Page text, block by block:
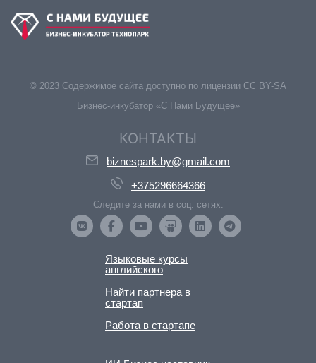
© 2023 Содержимое сайта доступно по лицензии CC BY-SA
Бизнес-инкубатор «С Нами Будущее»
КОНТАКТЫ
biznespark.by@gmail.com
+375296664366
Следите за нами в соц. сетях:
Языковые курсы
английского
Найти партнера в
стартап
Работа в стартапе